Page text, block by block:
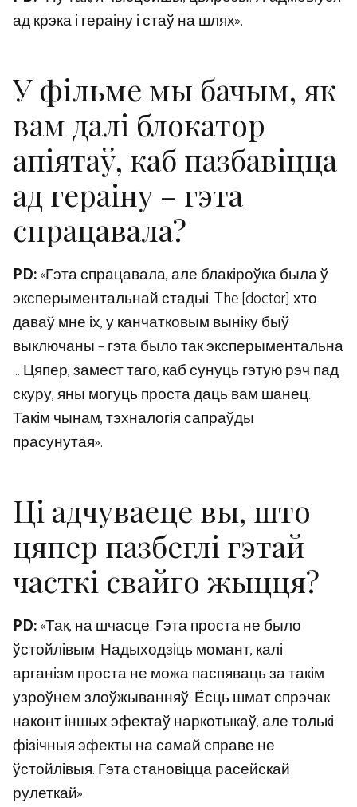
ад крэка і гераіну і стаў на шлях».
У фільме мы бачым, як
вам далі блокатор
апіятаў, каб пазбавіцца
ад гераіну – гэта
спрацавала?
PD:«Гэта спрацавала, але блакіроўка была ў
эксперыментальнай стадыі. The [doctor] хто
даваў мне іх, у канчатковым выніку быў
выключаны – гэта было так эксперыментальна
… Цяпер, замест таго, каб сунуць гэтую рэч пад
скуру, яны могуць проста даць вам шанец.
Такім чынам, тэхналогія сапраўды
прасунутая».
Ці адчуваеце вы, што
цяпер пазбеглі гэтай
часткі свайго жыцця?
PD:«Так, на шчасце. Гэта проста не было
ўстойлівым. Надыходзіць момант, калі
арганізм проста не можа паспяваць за такім
узроўнем злоўжыванняў. Ёсць шмат спрэчак
наконт іншых эфектаў наркотыкаў, але толькі
фізічныя эфекты на самай справе не
ўстойлівыя. Гэта становіцца расейскай
рулеткай».